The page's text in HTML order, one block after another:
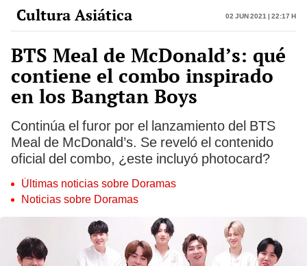
Cultura Asiática 02 Jun 2021 | 22:17 h
BTS Meal de McDonald’s: qué
contiene el combo inspirado
en los Bangtan Boys
Continúa el furor por el lanzamiento del BTS
Meal de McDonald’s. Se reveló el contenido
oficial del combo, ¿este incluyó photocard?
Últimas noticias sobre Doramas
Noticias sobre Doramas